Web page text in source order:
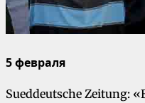
5 февраля
Sueddeutsche Zeitung: